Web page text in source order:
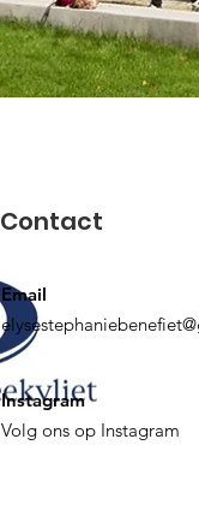
Contact
Email
Instagram
Volg ons op Instagram